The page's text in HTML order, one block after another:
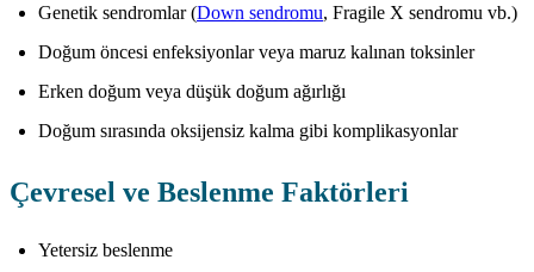
Genetik sendromlar (Down sendromu, Fragile X sendromu vb.)
Doğum öncesi enfeksiyonlar veya maruz kalınan toksinler
Erken doğum veya düşük doğum ağırlığı
Doğum sırasında oksijensiz kalma gibi komplikasyonlar
Çevresel ve Beslenme Faktörleri
Yetersiz beslenme